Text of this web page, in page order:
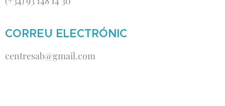
CORREU ELECTRÓNIC
centresab@gmail.com